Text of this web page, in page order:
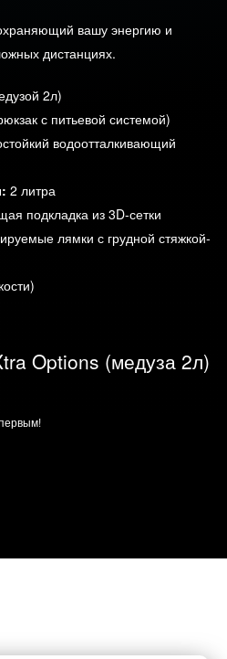
вашу энергию и
дистанциях.
2л)
с питьевой системой)
водоотталкивающий
2 литра
подкладка из 3D-сетки
лямки с грудной стяжкой-
Options (медуза 2л)